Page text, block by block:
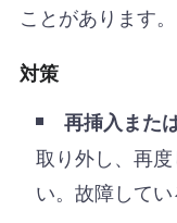
ことがあります。
対策
再挿入また
取り外し、再
い。故障してい